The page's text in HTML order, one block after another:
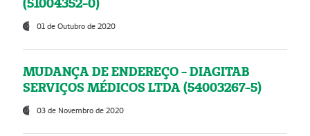
01 de Outubro de 2020
MUDANÇA DE ENDEREÇO - DIAGITAB
SERVIÇOS MÉDICOS LTDA (54003267-5)
03 de Novembro de 2020